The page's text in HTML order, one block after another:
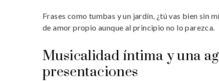
Frases como tumbas y un jardín, ¿tú vas bien sin
de amor propio aunque al principio no lo parezca.
Musicalidad íntima y una
presentaciones